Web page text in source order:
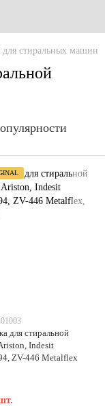
для стиральных машин
для стиральной
Indesit
ZV-446 Metalflex